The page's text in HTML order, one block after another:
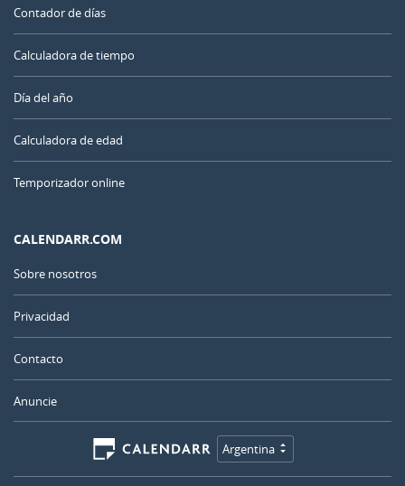
Contador de días
Calculadora de tiempo
Día del año
Calculadora de edad
Temporizador online
CALENDARR.COM
Sobre nosotros
Privacidad
Contacto
Anuncie
Argentina